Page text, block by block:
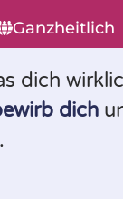
Ganzheitlich
dich
dich